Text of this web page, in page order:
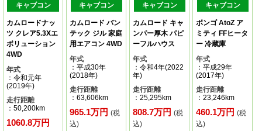
キャブコン
カムロードナッ
ツ クレア5.3Xエ
ボリューション
4WD
年式
：令和元年
(2019年)
走行距離
：50,200km
1060.8万円
キャブコン
カムロード バン
テック ジル 家庭
用エアコン 4WD
年式
：平成30年
(2018年)
走行距離
：63,606km
965.1万円(税
込)
キャブコン
カムロード キャ
ンパー厚木 パピ
ーフルハウス
年式
：令和4年(2022
年)
走行距離
：25,295km
808.7万円(税
込)
キャブコン
ボンゴ AtoZ ア
ミティ FFヒータ
ー 冷蔵庫
年式
：平成29年
(2017年)
走行距離
：23,246km
460.1万円(税
込)